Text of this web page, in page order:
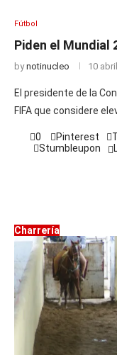
Fútbol
Piden el Mundial
bynotinucleo 10
El presidente de la
FIFA que considere
0 Pinterest
Stumbleupon
Charrería